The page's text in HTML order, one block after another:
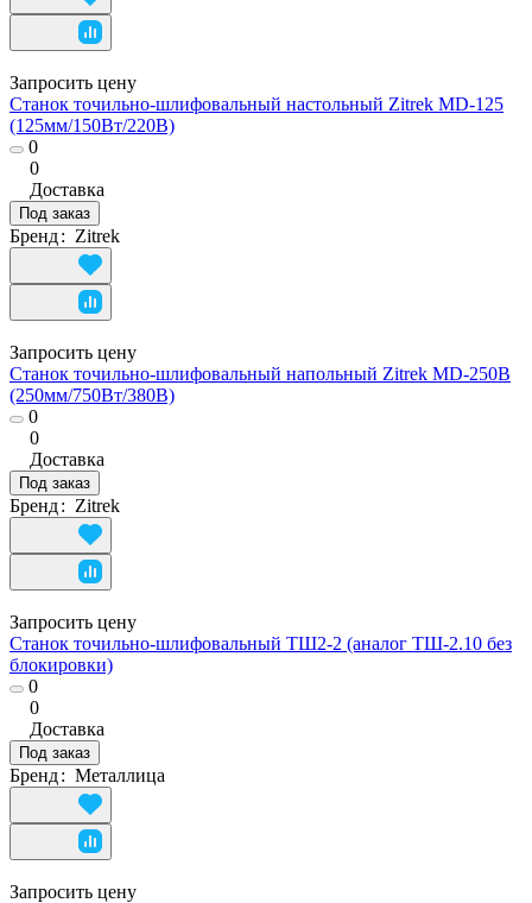
Запросить цену
Станок точильно-шлифовальный настольный Zitrek MD-125
(125мм/150Вт/220В)
0
0
Доставка
Под заказ
Бренд: Zitrek
Запросить цену
Станок точильно-шлифовальный напольный Zitrek MD-250B
(250мм/750Вт/380В)
0
0
Доставка
Под заказ
Бренд: Zitrek
Запросить цену
Станок точильно-шлифовальный ТШ2-2 (аналог ТШ-2.10 без
блокировки)
0
0
Доставка
Под заказ
Бренд: Металлица
Запросить цену